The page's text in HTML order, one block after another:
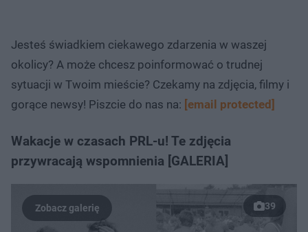
Jesteś świadkiem ciekawego zdarzenia w waszej
okolicy? A może chcesz poinformować o trudnej
sytuacji w Twoim mieście? Czekamy na zdjęcia, filmy i
gorące newsy! Piszcie do nas na: [email protected]
Wakacje w czasach PRL-u! Te zdjęcia
przywracają wspomnienia [GALERIA]
39